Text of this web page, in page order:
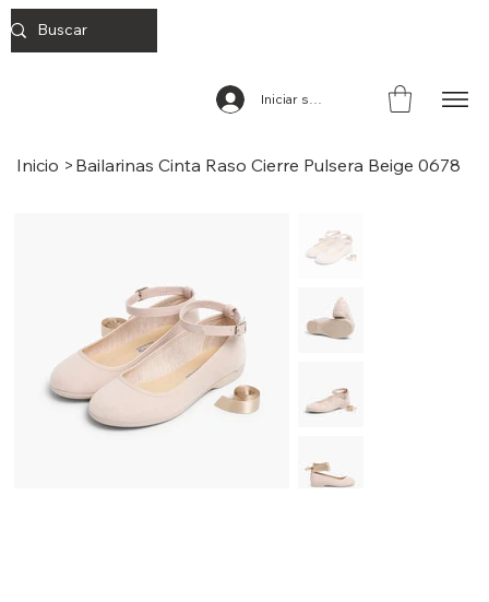
Iniciar sesión
Inicio > Bailarinas Cinta Raso Cierre Pulsera Beige 0678